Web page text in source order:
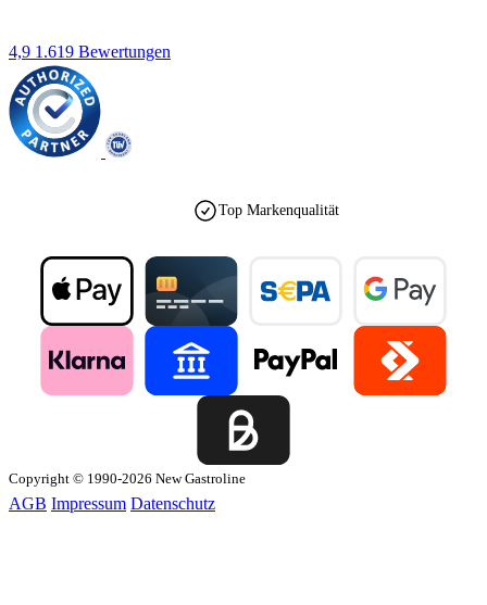
4,9 1.619 Bewertungen
Top Markenqualität
Copyright © 1990-2026 New Gastroline
AGB Impressum Datenschutz